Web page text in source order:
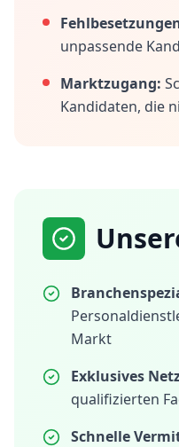
unpassende
Marktzugang:
Kandidaten, die
Markt
Exklusives
qualifizierten
Schnelle